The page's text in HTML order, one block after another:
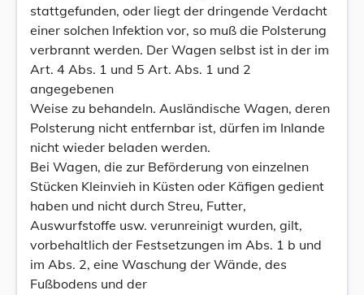
stattgefunden, oder liegt der dringende Verdacht
einer solchen Infektion vor, so muß die Polsterung
verbrannt werden. Der Wagen selbst ist in der im
Art. 4 Abs. 1 und 5 Art. Abs. 1 und 2
angegebenen
Weise zu behandeln. Ausländische Wagen, deren
Polsterung nicht entfernbar ist, dürfen im Inlande
nicht wieder beladen werden.
Bei Wagen, die zur Beförderung von einzelnen
Stücken Kleinvieh in Küsten oder Käfigen gedient
haben und nicht durch Streu, Futter,
Auswurfstoffe usw. verunreinigt wurden, gilt,
vorbehaltlich der Festsetzungen im Abs. 1 b und
im Abs. 2, eine Waschung der Wände, des
Fußbodens und der